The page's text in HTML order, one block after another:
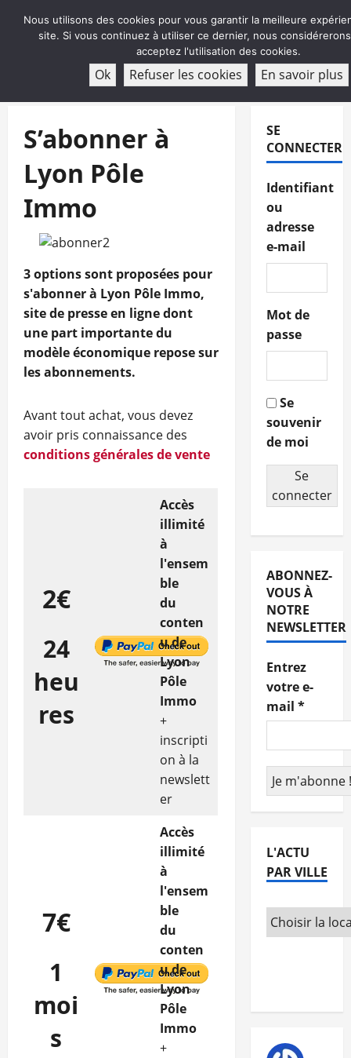
ABONNEMENT
S’abonner à
Lyon Pôle
Immo
3 options sont proposées pour
s'abonner à Lyon Pôle Immo,
site de presse en ligne dont
une part importante du
modèle économique repose sur
les abonnements.
Avant tout achat, vous devez
avoir pris connaissance des
conditions générales de vente
2€
24
heu
res
Accès
illimité
à
l'ensem
ble
du
conten
u de
Lyon
Pôle
Immo
+
inscripti
on à la
newslett
er
7€
1
moi
s
Accès
illimité
à
l'ensem
ble
du
conten
u de
Lyon
Pôle
Immo
+
SE
CONNECTER
Identifiant
ou
adresse
e-mail
Mot de
passe
Se
souvenir
de moi
Se
connecter
ABONNEZ-
VOUS À
NOTRE
NEWSLETTER
Entrez
votre e-
mail *
L'ACTU
PAR VILLE
Nous utilisons des cookies pour vous garantir la meilleure
site. Si vous continuez à utiliser ce dernier, nous
acceptez l'utilisation des cookies.
Ok Refuser les cookies En savoir plus